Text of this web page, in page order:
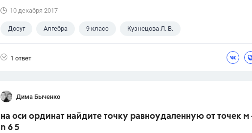
10 декабря 2017
Досуг Алгебра 9 класс Кузнецова Л. В.
1 ответ
Дима Быченко
на оси ординат найдите точку равноудаленную от точек м
n 6 5